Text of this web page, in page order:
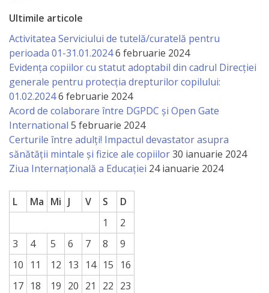
Ultimile articole
Activitatea Serviciului de tutelă/curatelă pentru
perioada 01-31.01.20246 februarie 2024
Evidența copiilor cu statut adoptabil din cadrul Direcției
generale pentru protecția drepturilor copilului:
01.02.20246 februarie 2024
Acord de colaborare între DGPDC și Open Gate
International 5 februarie 2024
Certurile între adulți! Impactul devastator asupra
sănătății mintale și fizice ale copiilor30 ianuarie 2024
Ziua Internațională a Educației 24 ianuarie 2024
L Ma Mi J V S
D
1
2
3
4 5 6 7 8
9
10
11 12 13 14 15
16
17 18 19 20 21 22 23